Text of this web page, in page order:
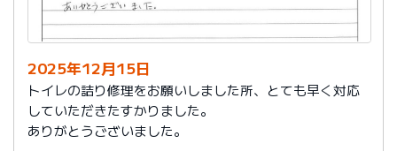
今後は、このような規模の修繕を行うことはおそらく起
こらず、小さな小さな修繕になろうかと思いますが、そ
の折は中田様、渡辺様にお願いさせていただくつもりで
おります。とても素晴らしい社員様です。
寒さもひとしお厳しい折でございますので、社長様、社
員の皆様にはどうぞくれぐれもご自愛くださいますよう
お祈り申し上げます。
2025年12月15日
トイレの詰り修理をお願いしました所、とても早く対応
していただきたすかりました。
ありがとうございました。